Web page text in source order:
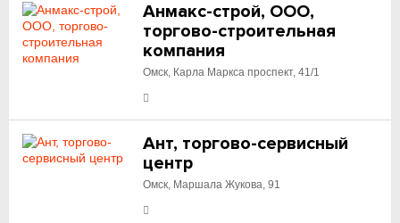
Анмакс-строй, ООО,
торгово-строительная
компания
Омск, Карла Маркса проспект, 41/1
Ант, торгово-сервисный
центр
Омск, Маршала Жукова, 91